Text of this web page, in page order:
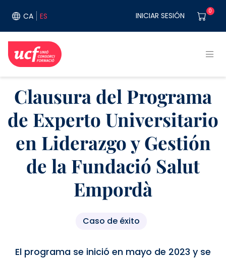
CA ES User
INICIAR SESIÓN 0
Clausura del Programa
de Experto Universitario
en Liderazgo y Gestión
de la Fundació Salut
Empordà
Caso de éxito
El programa se inició en mayo de 2023 y se